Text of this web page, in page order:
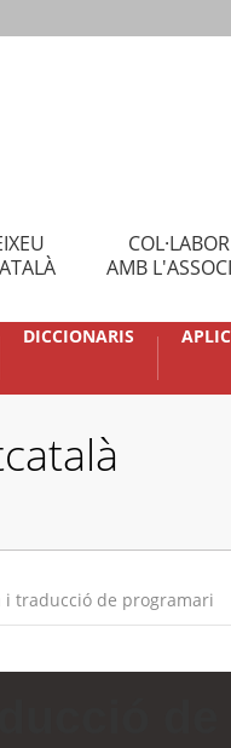
AMB
DICCIONARIS
i traducció de programari